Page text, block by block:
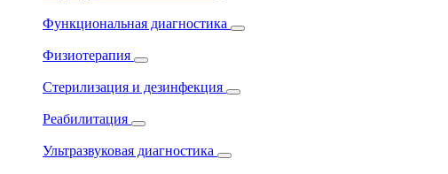
Функциональная диагностика
Физиотерапия
Стерилизация и дезинфекция
Реабилитация
Ультразвуковая диагностика